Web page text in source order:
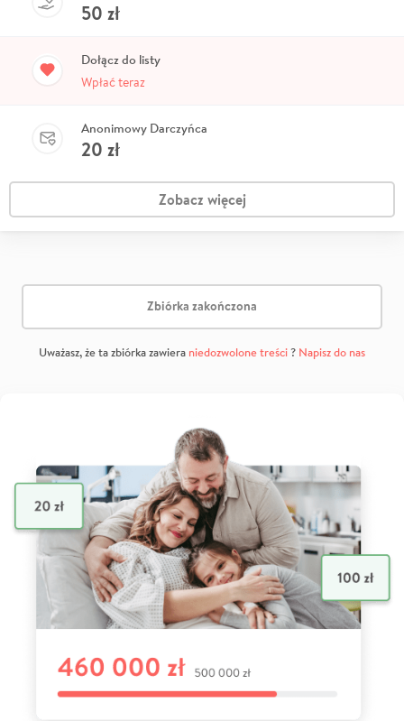
50 zł
Dołącz do listy
Wpłać teraz
Anonimowy Darczyńca
20 zł
Zobacz więcej
Zbiórka zakończona
Uważasz, że ta zbiórka zawiera niedozwolone treści? Napisz do nas